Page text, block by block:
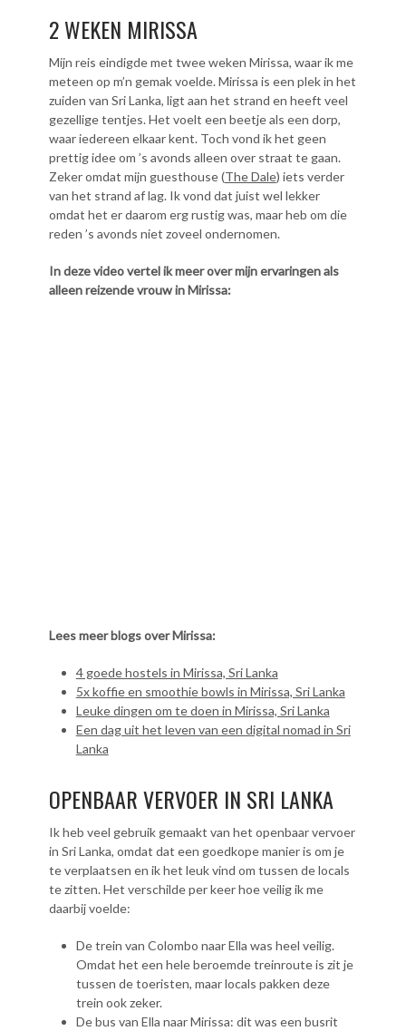
2 WEKEN MIRISSA
Mijn reis eindigde met twee weken Mirissa, waar ik me
meteen op m’n gemak voelde. Mirissa is een plek in het
zuiden van Sri Lanka, ligt aan het strand en heeft veel
gezellige tentjes. Het voelt een beetje als een dorp,
waar iedereen elkaar kent. Toch vond ik het geen
prettig idee om ’s avonds alleen over straat te gaan.
Zeker omdat mijn guesthouse (The Dale) iets verder
van het strand af lag. Ik vond dat juist wel lekker
omdat het er daarom erg rustig was, maar heb om die
reden ’s avonds niet zoveel ondernomen.
In deze video vertel ik meer over mijn ervaringen als
alleen reizende vrouw in Mirissa:
Lees meer blogs over Mirissa:
4 goede hostels in Mirissa, Sri Lanka
5x koffie en smoothie bowls in Mirissa, Sri Lanka
Leuke dingen om te doen in Mirissa, Sri Lanka
Een dag uit het leven van een digital nomad in Sri
Lanka
OPENBAAR VERVOER IN SRI LANKA
Ik heb veel gebruik gemaakt van het openbaar vervoer
in Sri Lanka, omdat dat een goedkope manier is om je
te verplaatsen en ik het leuk vind om tussen de locals
te zitten. Het verschilde per keer hoe veilig ik me
daarbij voelde:
De trein van Colombo naar Ella was heel veilig.
Omdat het een hele beroemde treinroute is zit je
tussen de toeristen, maar locals pakken deze
trein ook zeker.
De bus van Ella naar Mirissa: dit was een busrit